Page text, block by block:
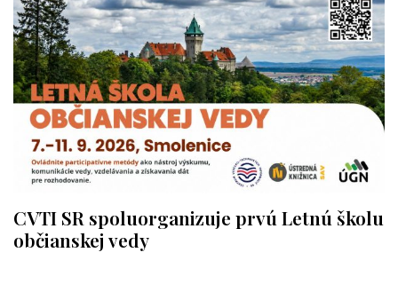
CVTI SR spoluorganizuje prvú Letnú školu
občianskej vedy